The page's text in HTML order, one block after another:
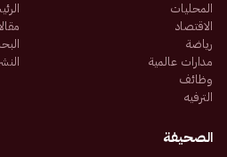
المحليات
الاقتصاد
رياضة
مدارات عالمية
وظائف
الترفيه
الصحيفة